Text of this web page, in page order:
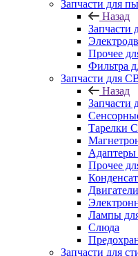
Запчасти для
Назад
Запчасти
Прочее
Фильтра
Запчасти для
Назад
Запчасти
Тарелки
Прочее
Лампы
Слюда
Запчасти для